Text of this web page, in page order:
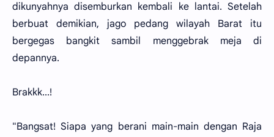
dikunyahnya disemburkan kembali ke lantai. Setelah
berbuat demikian, jago pedang wilayah Barat itu
bergegas bangkit sambil menggebrak meja di
depannya.
Brakkk...!
"Bangsat! Siapa yang berani main-main dengan Raja